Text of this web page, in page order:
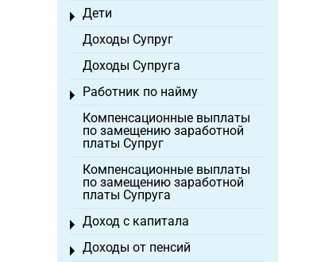
Дети
Toggle menu
Доходы Супруг
Доходы Супруга
Работник по найму
Toggle menu
Компенсационные выплаты
по замещению заработной
платы Супруг
Компенсационные выплаты
по замещению заработной
платы Супруга
Доход с капитала
Toggle menu
Доходы от пенсий
Toggle menu